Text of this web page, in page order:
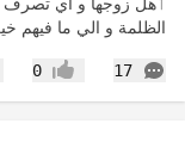
الظلمة و الي ما فيهم
17
التعليقات إعجاب0